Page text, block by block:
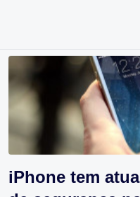
iPhone tem